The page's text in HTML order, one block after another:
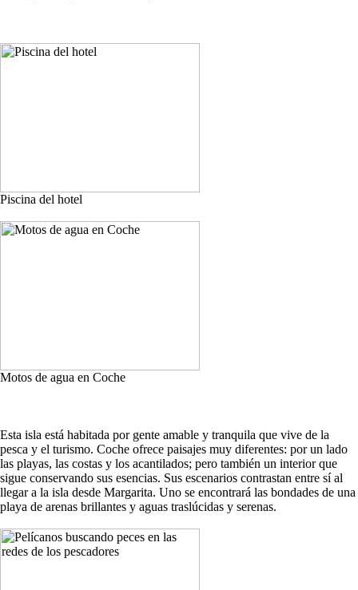
Piscina del hotel
Motos de agua en Coche
Esta isla está habitada por gente amable y tranquila que vive de la
pesca y el turismo. Coche ofrece paisajes muy diferentes: por un lado
las playas, las costas y los acantilados; pero también un interior que
sigue conservando sus esencias. Sus escenarios contrastan entre sí al
llegar a la isla desde Margarita. Uno se encontrará las bondades de una
playa de arenas brillantes y aguas traslúcidas y serenas.